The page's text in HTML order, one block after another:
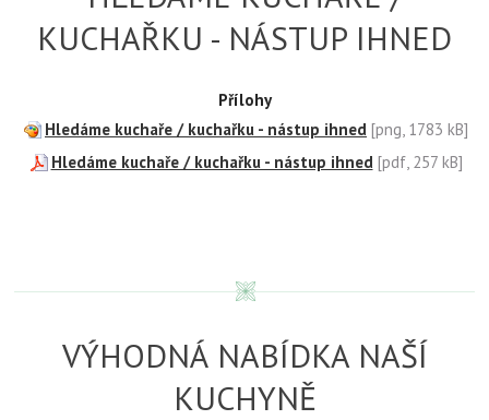
KUCHAŘKU - NÁSTUP IHNED
Přílohy
Hledáme kuchaře / kuchařku - nástup ihned [png, 1783 kB]
Hledáme kuchaře / kuchařku - nástup ihned [pdf, 257 kB]
VÝHODNÁ NABÍDKA NAŠÍ
KUCHYNĚ